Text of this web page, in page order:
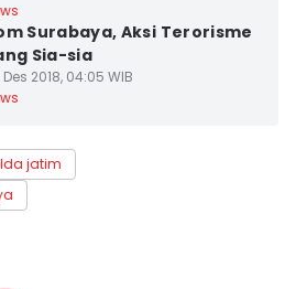
Surabaya, Aksi Terorisme
Sia-sia
Des 2018, 04:05 WIB
jatim